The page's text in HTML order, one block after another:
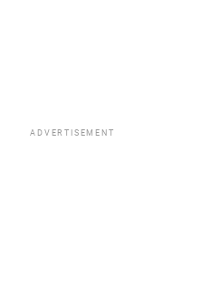
ADVERTISEMENT